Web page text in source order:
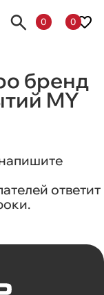
0 0
бренд
MY
ответит